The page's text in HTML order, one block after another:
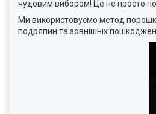
чудовим вибором! Це не просто
Ми використовуємо метод
подряпин та зовнішніх